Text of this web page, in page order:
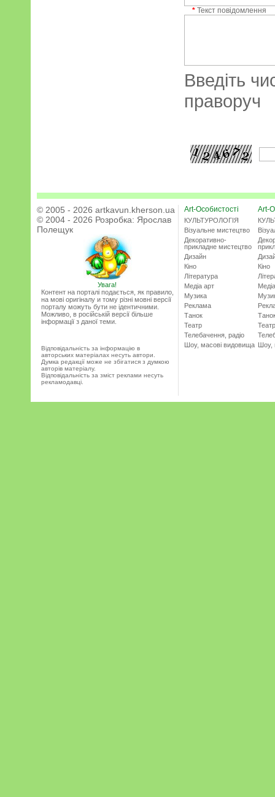
* Текст повідомлення
Введіть
праворуч
© 2005 - 2026 artkavun.kherson.ua
© 2004 - 2026 Розробка: Ярослав
Полещук
Увага!
Контент на порталі подається, як правило,
на мові оригіналу и тому різні мовні версії
порталу можуть бути не ідентичними.
Можливо, в російській версії більше
інформації з даної теми.
Відповідальність за інформацію в
авторських матеріалах несуть автори.
Думка редакції може не збігатися з думкою
авторів матеріалу.
Відповідальність за зміст реклами несуть
рекламодавці.
Art-Особистості
КУЛЬТУРОЛОГІЯ
Візуальне мистецтво
Декоративно-
прикладне мистецтво
Дизайн
Кіно
Література
Медіа арт
Музика
Реклама
Танок
Театр
Телебачення, радіо
Шоу, масові видовища
Art-
Кіно
Театр
Шоу,